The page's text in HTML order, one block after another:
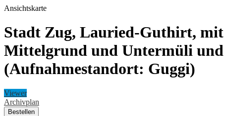
Ansichtskarte
Stadt Zug, Lauried-Guthirt, mit
Mittelgrund und Untermüli
(Aufnahmestandort: Guggi)
Viewer
Archivplan
Bestellen